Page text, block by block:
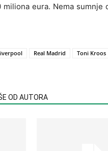
eura. Nema
Real Madrid Toni Kroos
OD AUTORA